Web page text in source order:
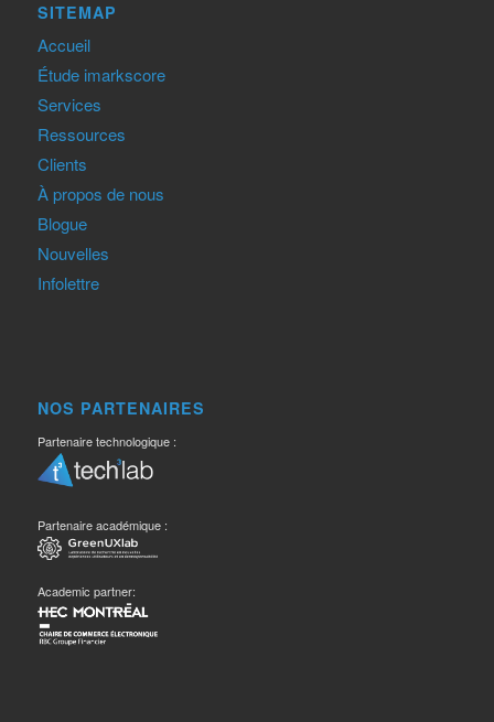
SITEMAP
Accueil
Étude imarkscore
Services
Ressources
Clients
À propos de nous
Blogue
Nouvelles
Infolettre
NOS PARTENAIRES
Partenaire technologique :
Partenaire académique :
Academic partner: